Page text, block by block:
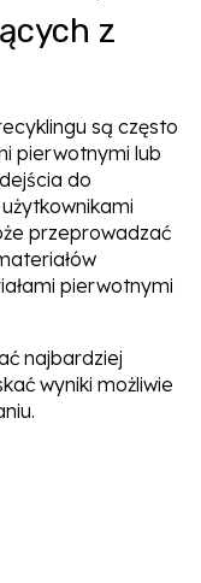
z
są często
pierwotnymi lub
do
przeprowadzać
pierwotnymi
najbardziej
wyniki możliwie